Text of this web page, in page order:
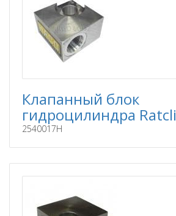
Клапанный блок
гидроцилиндра
2540017H